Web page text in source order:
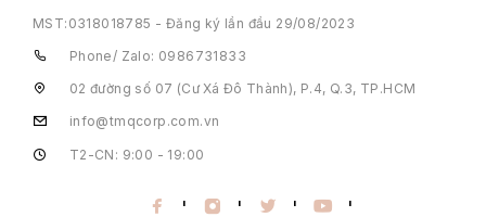
MST: 0318018785 - Đăng ký lần đầu 29/08/2023
Phone/ Zalo: 0986731833
02 đường số 07 (Cư Xá Đô Thành), P.4, Q.3, TP.HCM
info@tmqcorp.com.vn
T2-CN: 9:00 - 19:00
' ' ' '